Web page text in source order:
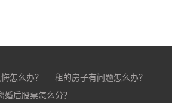
怎么办？
租的房子有问题怎么办？
办？
开发商不交房怎么办?
婚后股票怎么分？